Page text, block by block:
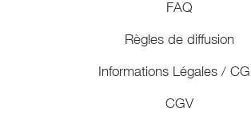
FAQ
Règles de diffusion
Informations Légales /
CGV